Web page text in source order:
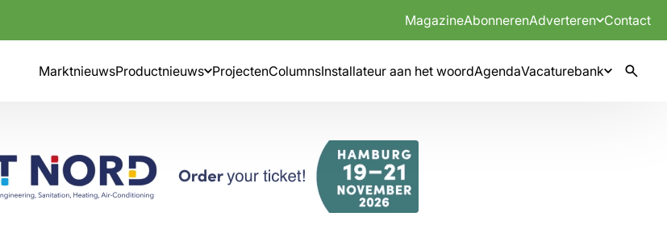
MagazineAbonnerenAdverteren Contact
MarktnieuwsProductnieuws ProjectenColumnsInstallateur aan het woordAgendaVacaturebank